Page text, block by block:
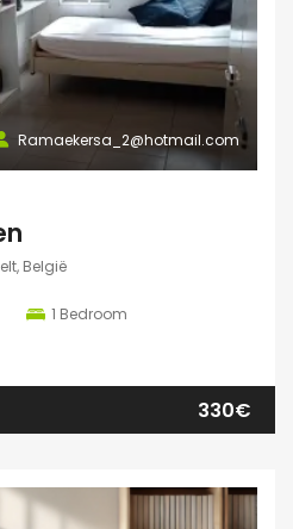
Ramaekersa_2@hotmail.com
België
1 Bedroom
330€